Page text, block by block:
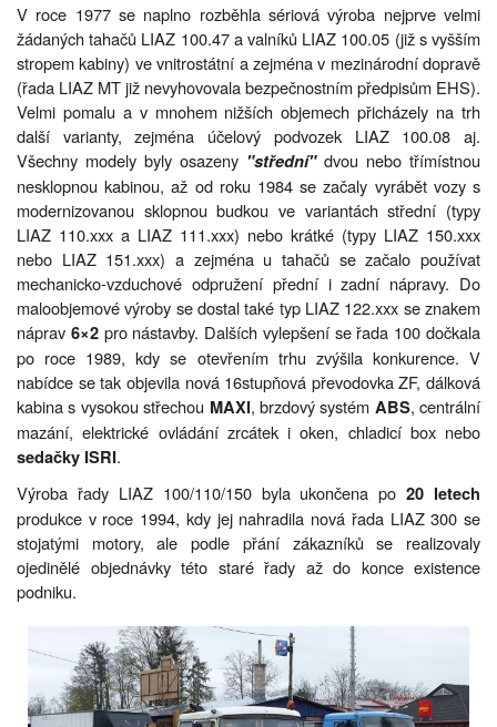
V roce 1977 se naplno rozběhla sériová výroba nejprve velmi
žádaných tahačů LIAZ 100.47 a valníků LIAZ 100.05 (již s vyšším
stropem kabiny) ve vnitrostátní a zejména v mezinárodní dopravě
(řada LIAZ MT již nevyhovovala bezpečnostním předpisům EHS).
Velmi pomalu a v mnohem nižších objemech přicházely na trh
další varianty, zejména účelový podvozek LIAZ 100.08 aj.
Všechny modely byly osazeny "střední"dvou nebo třímístnou
nesklopnou kabinou, až od roku 1984 se začaly vyrábět vozy s
modernizovanou sklopnou budkou ve variantách střední (typy
LIAZ 110.xxx a LIAZ 111.xxx) nebo krátké (typy LIAZ 150.xxx
nebo LIAZ 151.xxx) a zejména u tahačů se začalo používat
mechanicko-vzduchové odpružení přední i zadní nápravy. Do
maloobjemové výroby se dostal také typ LIAZ 122.xxx se znakem
náprav 6×2pro nástavby. Dalších vylepšení se řada 100 dočkala
po roce 1989, kdy se otevřením trhu zvýšila konkurence. V
nabídce se tak objevila nová 16stupňová převodovka ZF, dálková
kabina s vysokou střechou MAXI, brzdový systém ABS, centrální
mazání, elektrické ovládání zrcátek i oken, chladicí box nebo
sedačky ISRI.
Výroba řady LIAZ 100/110/150 byla ukončena po20 letech
produkce v roce 1994, kdy jej nahradila nová řada LIAZ 300 se
stojatými motory, ale podle přání zákazníků se realizovaly
ojedinělé objednávky této staré řady až do konce existence
podniku.